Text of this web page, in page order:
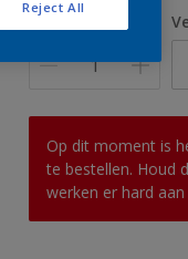
Aantal
Op dit moment is
te bestellen. Houd
werken er hard
Reject All